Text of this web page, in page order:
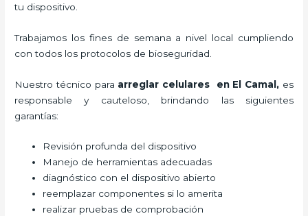
tu dispositivo.
Trabajamos los fines de semana a nivel local cumpliendo
con todos los protocolos de bioseguridad.
Nuestro técnico para arreglar celulares en El Camal, es
responsable y cauteloso, brindando las siguientes
garantías:
Revisión profunda del dispositivo
Manejo de herramientas adecuadas
diagnóstico con el dispositivo abierto
reemplazar componentes si lo amerita
realizar pruebas de comprobación